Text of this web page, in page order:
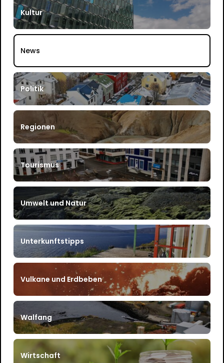
Kultur
News
Politik
Regionen
Tourismus
Umwelt und Natur
Unterkunftstipps
Vulkane und Erdbeben
Walfang
Wirtschaft